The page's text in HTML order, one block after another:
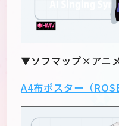
▼ソフマップ×アニ
A4布ポスター（